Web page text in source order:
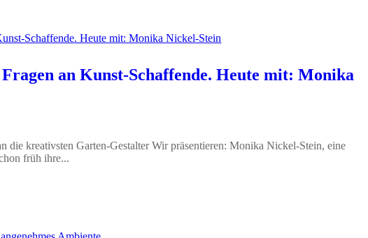
an Kunst-Schaffende. Heute mit: Monika
die kreativsten Garten-Gestalter Wir präsentieren: Monika Nickel-Stein, eine
früh ihre...